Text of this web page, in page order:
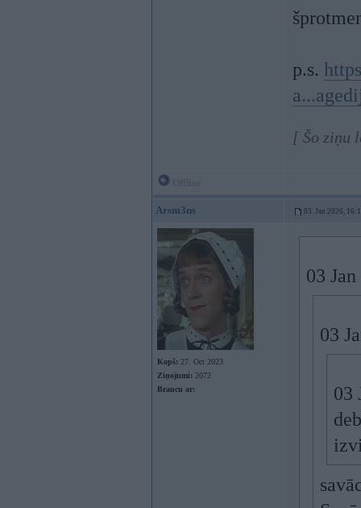
p.s.
[ Šo ziņu
Arsm3ns 03. Jan 2026,
Kopš: 27. Oct 2023
Ziņojumi: 2072
Braucu ar:
03
03
03